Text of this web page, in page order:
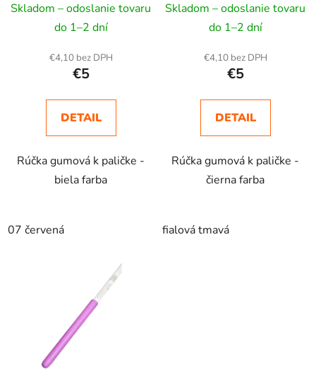
k
Skladom – odoslanie tovaru
do 1–2 dní
€4,10 bez DPH
€5
DETAIL
Rúčka gumová k paličke -
biela farba
07 červená
Skladom – odoslanie tovaru
do 1–2 dní
€4,10 bez DPH
€5
DETAIL
Rúčka gumová k paličke -
čierna farba
fialová tmavá